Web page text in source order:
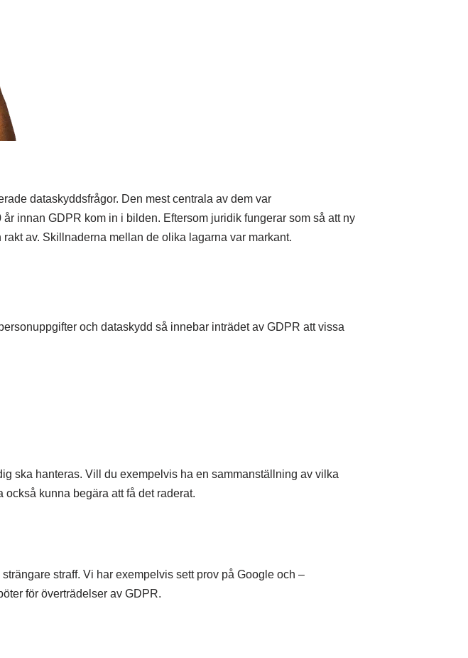
dataskyddsfrågor. Den mest centrala av dem var
innan GDPR kom in i bilden. Eftersom juridik fungerar som så att ny
av. Skillnaderna mellan de olika lagarna var markant.
och dataskydd så innebar inträdet av GDPR att vissa
ska hanteras. Vill du exempelvis ha en sammanställning av vilka
kunna begära att få det raderat.
straff. Vi har exempelvis sett prov på Google och –
för överträdelser av GDPR.